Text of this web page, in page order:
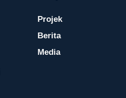
Projek
Berita
Media